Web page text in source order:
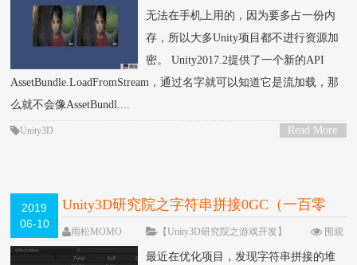
无法在手机上用的，因为要多占一份内
存，所以大多Unity项目都不进行资源加
密。 Unity2017.2提供了一个新的API
AssetBundle.LoadFromStream，通过名字就可以知道它是流加载，那
么就不会像AssetBundl....
Read More
Unity3D
2019
06-10
Unity3D研究院之字符串拼接0GC（一百零
四）
雨松MOMO 【Unity3D研究院之游戏开发】
围观
23273次
5 条评论
最近在优化项目，发现字符串拼接的堆